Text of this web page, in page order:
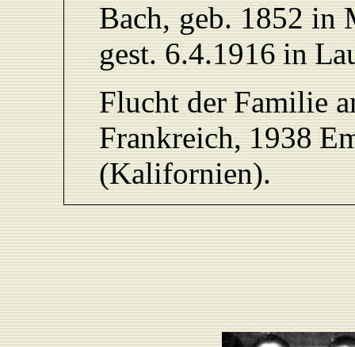
Bach, geb. 1852 in
gest. 6.4.1916 inL
Flucht derFamilie
Frankreich, 1938
(Kalifornien).